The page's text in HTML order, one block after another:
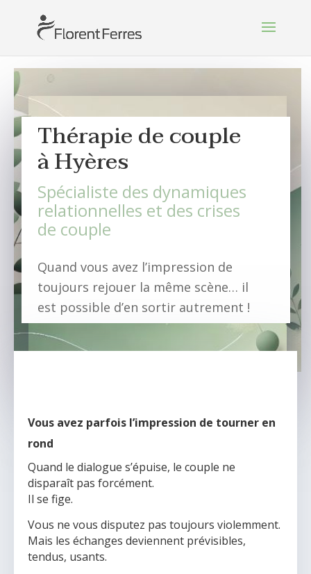
Thérapie de couple
à Hyères
Spécialiste des dynamiques
relationnelles et des crises
de couple
Quand vous avez l’impression de
toujours rejouer la même scène… il
est possible d’en sortir autrement !
Vous avez parfois l’impression de tourner en
rond
Quand le dialogue s’épuise, le couple ne
disparaît pas forcément.
Il se fige.
Vous ne vous disputez pas toujours violemment.
Mais les échanges deviennent prévisibles,
tendus, usants.